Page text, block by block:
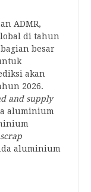
ADMR,
di tahun
besar
akan
2026.
and supply
aluminium
scrap
aluminium